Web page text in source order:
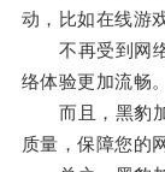
动，比如在线游
不再受到网络
络体验更加流畅。
而且，黑豹加
质量，保障您的